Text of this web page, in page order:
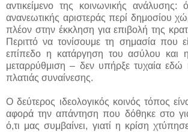
αντικείμενο της κοινωνικής
ανανεωτικής αριστεράς περί δημοσίου
πλέον στην έκκληση για επιβολή της
Περιττό να τονί­σουμε τη σημασία που
επίπεδο η κατάργηση του ασύλου και η
μεταρρύθμιση – δεν υπήρξε τυχαία
πλατιάς συναίνεσης.
Ο δεύτερος ιδεολογικός κοινός τόπος
αφορά την απάντηση που δόθηκε στο
ό,τι μας συμβαίνει, για­τί η κρίση